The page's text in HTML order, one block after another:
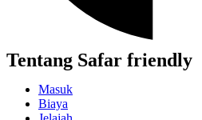
Tentang Safar friendly
Masuk
Biaya